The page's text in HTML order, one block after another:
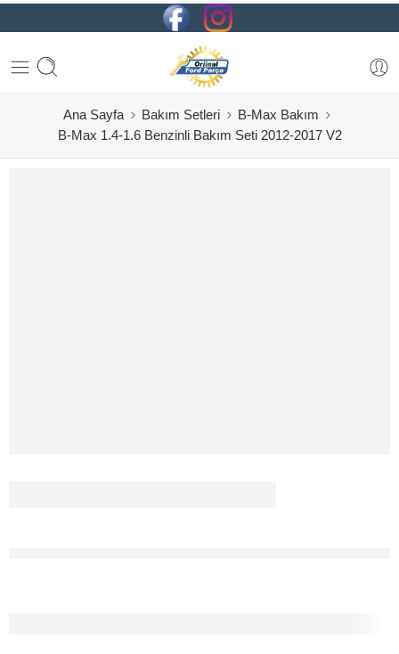
Ana Sayfa Bakım Setleri
B-Max Bakım
B-Max 1.4-1.6 Benzinli Bakım Seti 2012-2017 V2